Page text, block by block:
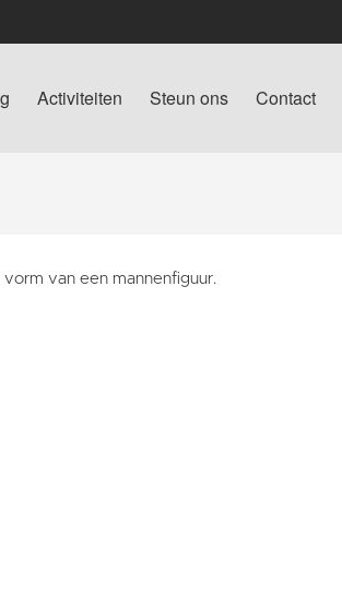
Activiteiten Steun ons Contact
vorm van een mannenfiguur.